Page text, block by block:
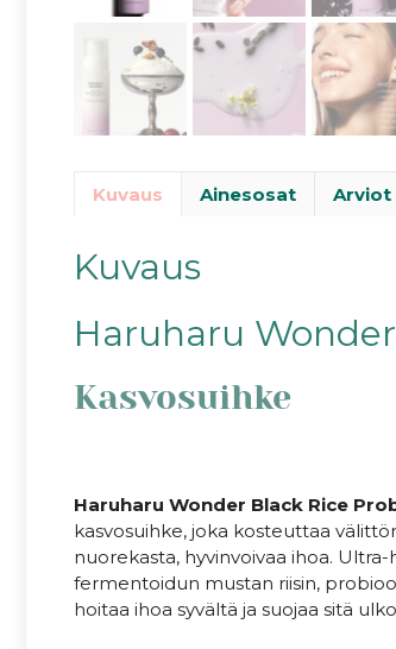
Kuvaus Ainesosat Arviot
Kuvaus
Haruharu
Kasvosuihke
Haruharu Wonder Black Rice
kasvosuihke, joka kosteuttaa
nuorekasta, hyvinvoivaa ihoa.
fermentoidun mustan riisin,
hoitaa ihoa syvältä ja suojaa sitä